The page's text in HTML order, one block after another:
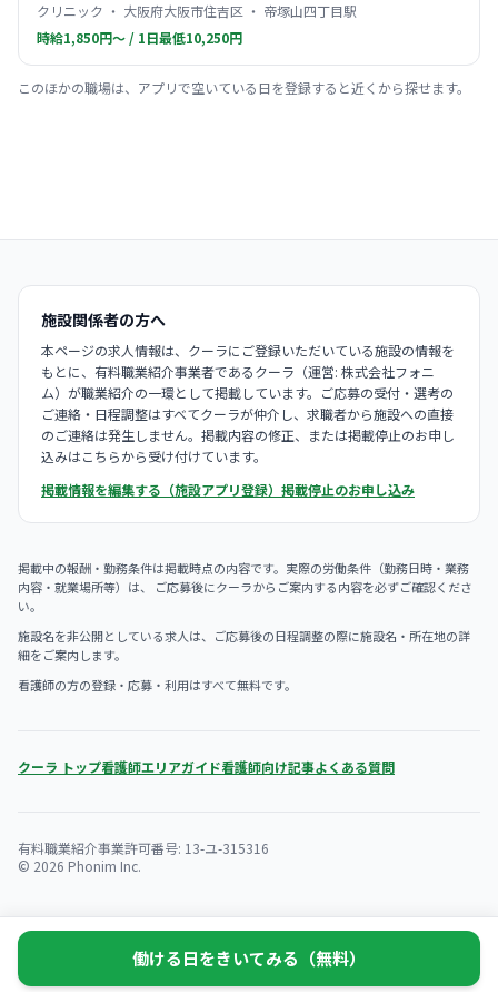
クリニック ・ 大阪府大阪市住吉区 ・ 帝塚山四丁目駅
時給1,850円〜 / 1日最低10,250円
このほかの職場は、アプリで空いている日を登録すると近くから探せます。
施設関係者の方へ
本ページの求人情報は、クーラにご登録いただいている施設の情報を
もとに、有料職業紹介事業者であるクーラ（運営: 株式会社フォニ
ム）が職業紹介の一環として掲載しています。ご応募の受付・選考の
ご連絡・日程調整はすべてクーラが仲介し、求職者から施設への直接
のご連絡は発生しません。掲載内容の修正、または掲載停止のお申し
込みはこちらから受け付けています。
掲載情報を編集する（施設アプリ登録） 掲載停止のお申し込み
掲載中の報酬・勤務条件は掲載時点の内容です。実際の労働条件（勤務日時・業務
内容・就業場所等）は、 ご応募後にクーラからご案内する内容を必ずご確認くださ
い。
施設名を非公開としている求人は、ご応募後の日程調整の際に施設名・所在地の詳
細をご案内します。
看護師の方の登録・応募・利用はすべて無料です。
クーラ トップ看護師エリアガイド看護師向け記事よくある質問
有料職業紹介事業許可番号: 13-ユ-315316
© 2026 Phonim Inc.
働ける日をきいてみる（無料）